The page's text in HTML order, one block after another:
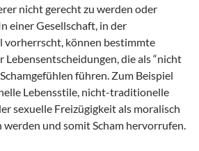
nicht gerecht zu werden oder
einer Gesellschaft, in der
vorherrscht, können bestimmte
die als “nicht
führen. Zum Beispiel
Lebensstile, nicht-traditionelle
sexuelle Freizügigkeit als moralisch
und somit Scham hervorrufen.